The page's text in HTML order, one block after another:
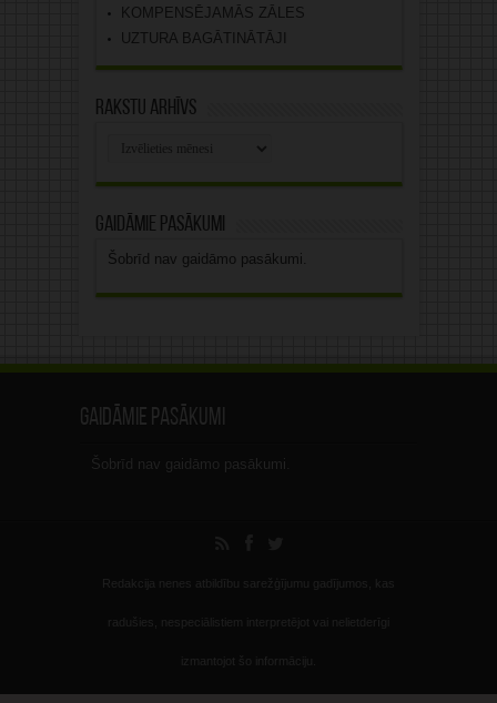
KOMPENSĒJAMĀS ZĀLES
UZTURA BAGĀTINĀTĀJI
Rakstu arhīvs
Gaidāmie pasākumi
Šobrīd nav gaidāmo pasākumi.
Gaidāmie pasākumi
Šobrīd nav gaidāmo pasākumi.
Redakcija nenes atbildību sarežģījumu gadījumos, kas